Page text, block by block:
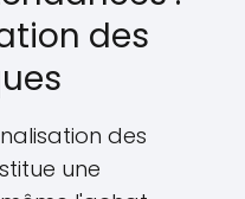
des
des
une